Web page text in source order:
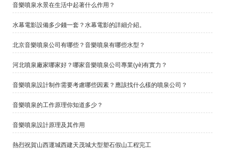
音樂噴泉水景在生活中起著什么作用？
水幕電影設備多少錢一套？水幕電影的詳細介紹。
北京音樂噴泉公司有哪些？音樂噴泉有哪些水型？
河北噴泉廠家哪家好？哪家音樂噴泉公司專業(yè)有實力？
音樂噴泉設計制作需要考慮哪些因素？應該找什么樣的噴泉公司？
音樂噴泉的工作原理你知道多少？
音樂噴泉設計原理及其作用
熱烈祝賀山西運城西建天茂城大型塑石假山工程完工